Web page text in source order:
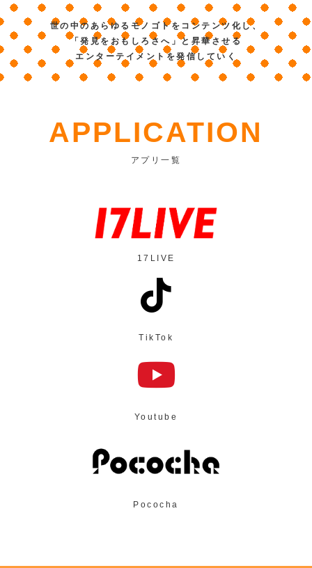
世の中のあらゆるモノゴトをコンテンツ化し、
「発見をおもしろさへ」と昇華させる
エンターテイメントを発信していく
APPLICATION
アプリ一覧
17LIVE
TikTok
Youtube
Pococha